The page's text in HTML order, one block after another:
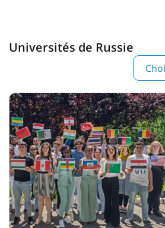
Universités de Russie